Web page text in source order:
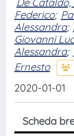
Federico;
Alessandra;
Giovanni
Alessandra;
Ernesto
2020-01-01
Scheda